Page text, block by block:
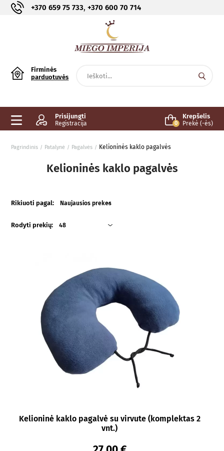
+370 659 75 733,+370 600 70 714
Firminės
parduotuvės
Prisijungti
Registracija 0
Krepšelis
Prekė (-ės)
Pagrindinis Patalynė Pagalvės Kelioninės kaklo pagalvės
Kelioninės kaklo pagalvės
Rikiuoti pagal: Naujausios prekes
Rodyti prekių: 48
Kelioninė kaklo pagalvė su virvute (komplektas 2
vnt.)